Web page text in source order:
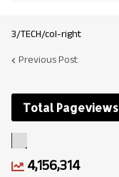
3/TECH/col-right
Previous Post
Total Pageviews
4,156,314